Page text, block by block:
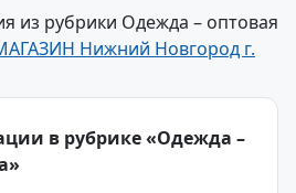
из рубрики Одежда – оптовая
Нижний Новгород г.
в рубрике «Одежда –